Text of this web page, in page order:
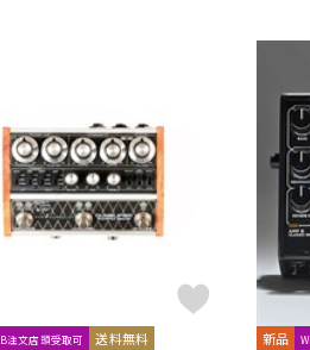
管楽器
DTM DTM
イン
注文店頭受取可 送料無料 新品